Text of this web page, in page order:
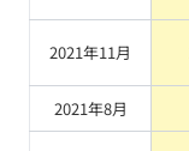
2021年11月
2021年8月